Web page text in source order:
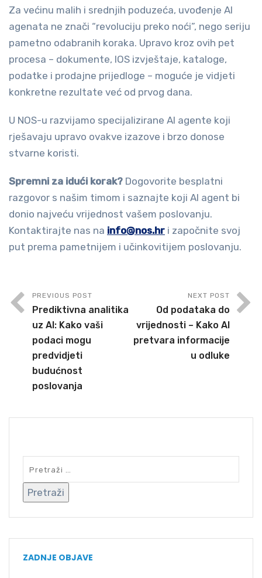
Za većinu malih i srednjih poduzeća, uvođenje AI
agenata ne znači “revoluciju preko noći”, nego seriju
pametno odabranih koraka. Upravo kroz ovih pet
procesa – dokumente, IOS izvještaje, kataloge,
podatke i prodajne prijedloge – moguće je vidjeti
konkretne rezultate već od prvog dana.
U NOS-u razvijamo specijalizirane AI agente koji
rješavaju upravo ovakve izazove i brzo donose
stvarne koristi.
Spremni za idući korak? Dogovorite besplatni
razgovor s našim timom i saznajte koji AI agent bi
donio najveću vrijednost vašem poslovanju.
Kontaktirajte nas na info@nos.hr i započnite svoj
put prema pametnijem i učinkovitijem poslovanju.
PREVIOUS POST
Prediktivna analitika
uz AI: Kako vaši
podaci mogu
predvidjeti
budućnost
poslovanja
NEXT POST
Od podataka do
vrijednosti – Kako AI
pretvara informacije
u odluke
ZADNJE OBJAVE